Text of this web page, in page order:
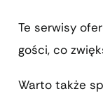
Te serwisy
gości, co
Warto także